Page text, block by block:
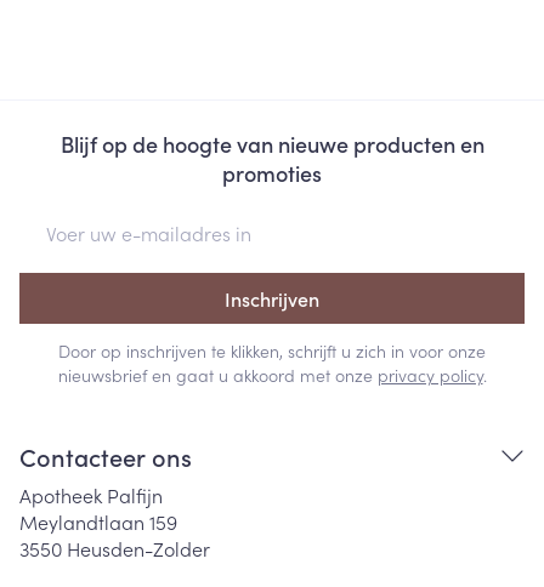
Blijf op de hoogte van nieuwe producten en
promoties
Inschrijven
Door op inschrijven te klikken, schrijft u zich in voor onze
nieuwsbrief en gaat u akkoord met onze privacy policy.
Contacteer ons
Apotheek Palfijn
Meylandtlaan 159
3550 Heusden-Zolder